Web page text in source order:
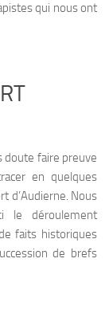
qui nous ont
doute faire preuve
en quelques
d’Audierne. Nous
le déroulement
faits historiques
de brefs